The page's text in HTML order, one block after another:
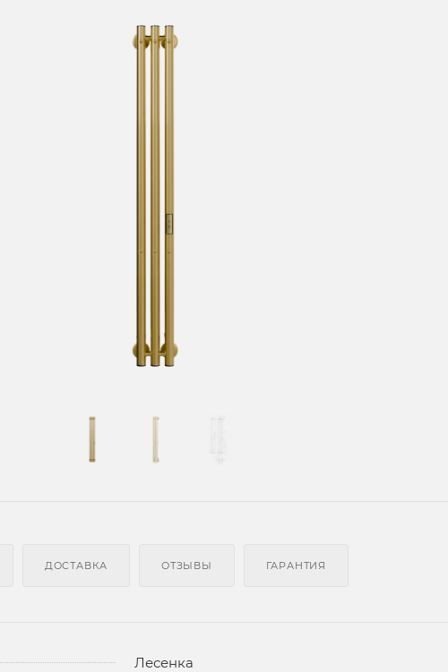
ДОСТАВКА ОТЗЫВЫ ГАРАНТИЯ
Лесенка